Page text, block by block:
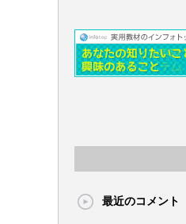
最近のコメント